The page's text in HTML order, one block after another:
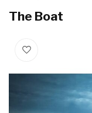
The Boat